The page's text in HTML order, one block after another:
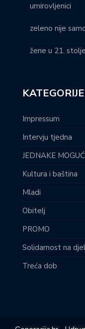
umirovljenici
zeleno nije
žene u 21.
KATEGORIJE
Impressum
Intervju tjedna
JEDNAKE
Kultura i baština
Mladi
Obitelj
PROMO
Solidarnost na
Treća dob